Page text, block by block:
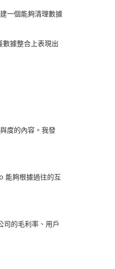
一個能夠清理數據
據整合上表現出
度的內容。我發
能夠根據過往的互
司的毛利率、用戶